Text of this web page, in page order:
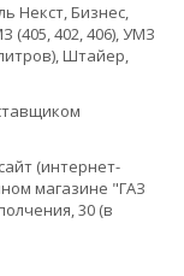
Некст, Бизнес,
(405, 402, 406), УМЗ
Штайер,
(интернет-
магазине "ГАЗ
30 (в